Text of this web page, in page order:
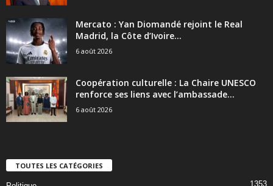
Mercato : Yan Diomandé rejoint le Real
Madrid, la Côte d’Ivoire...
6 août 2026
Coopération culturelle : La Chaire UNESCO
renforce ses liens avec l’ambassade...
6 août 2026
TOUTES LES CATÉGORIES
1353